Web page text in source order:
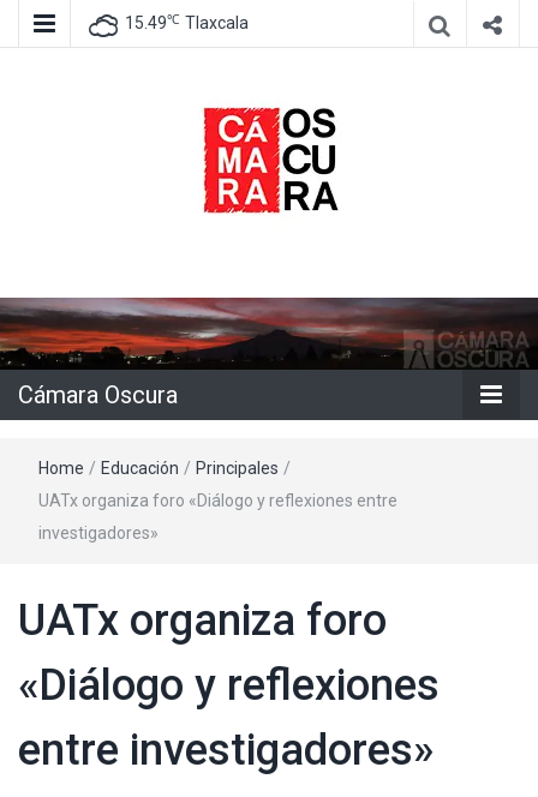
15.49℃ Tlaxcala
Cámara
Oscura
Cámara Oscura
Home / Educación / Principales /
UATx organiza foro «Diálogo y reflexiones entre
investigadores»
UATx organiza foro
«Diálogo y reflexiones
entre investigadores»